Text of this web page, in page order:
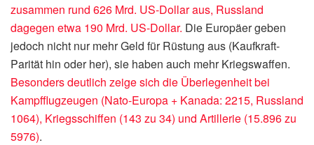
zusammen rund 626 Mrd. US-Dollar aus, Russland
dagegen etwa 190 Mrd. US-Dollar. Die Europäer geben
jedoch nicht nur mehr Geld für Rüstung aus (Kaufkraft-
Parität hin oder her), sie haben auch mehr Kriegswaffen.
Besonders deutlich zeige sich die Überlegenheit bei
Kampfflugzeugen (Nato-Europa + Kanada: 2215, Russland
1064), Kriegsschiffen (143 zu 34) und Artillerie (15.896 zu
5976).